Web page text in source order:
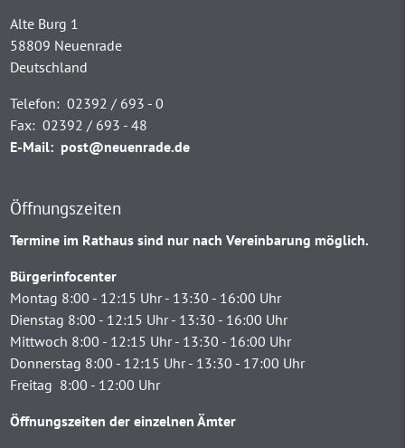
Alte Burg 1
58809 Neuenrade
Deutschland
Telefon: 02392 / 693 - 0
Fax: 02392 / 693 - 48
E-Mail: post@neuenrade.de
Öffnungszeiten
Termine im Rathaus sind nur nach Vereinbarung möglich.
Bürgerinfocenter
Montag 8:00 - 12:15 Uhr - 13:30 - 16:00 Uhr
Dienstag 8:00 - 12:15 Uhr - 13:30 - 16:00 Uhr
Mittwoch 8:00 - 12:15 Uhr - 13:30 - 16:00 Uhr
Donnerstag 8:00 - 12:15 Uhr - 13:30 - 17:00 Uhr
Freitag 8:00 - 12:00 Uhr
Öffnungszeiten der einzelnen Ämter